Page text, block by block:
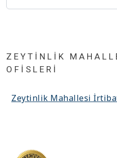
ZEYTINLIK
OFISLERI
Zeytinlik Mahallesi